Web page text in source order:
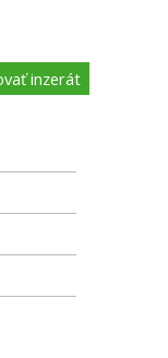
inzerát